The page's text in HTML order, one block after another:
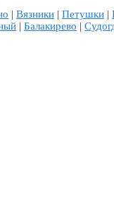
| Вязники | Петушки |
| Балакирево |